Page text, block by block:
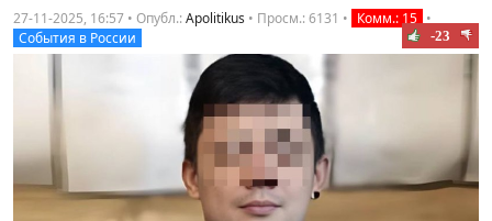
27-11-2025, 16:57 • Опубл.:Apolitikus • Просм.: 6131 • Комм.: 15 •
События в России
-23